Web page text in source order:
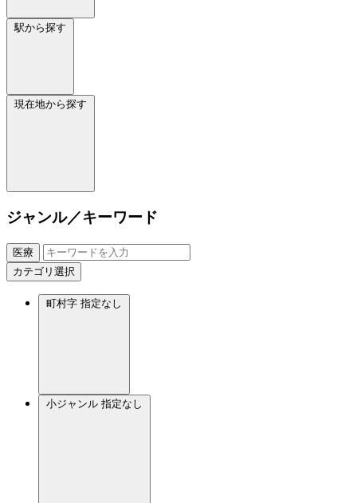
駅から探す
現在地から探す
ジャンル／キーワード
医療
カテゴリ選択
町村字 指定なし
小ジャンル 指定なし